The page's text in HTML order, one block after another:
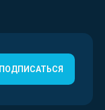
ПОДПИСАТЬСЯ